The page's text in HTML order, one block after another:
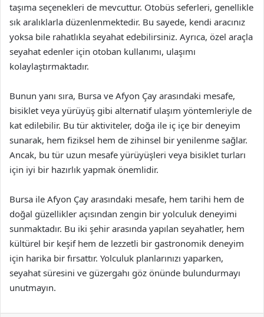
taşıma seçenekleri de mevcuttur. Otobüs seferleri, genellikle
sık aralıklarla düzenlenmektedir. Bu sayede, kendi aracınız
yoksa bile rahatlıkla seyahat edebilirsiniz. Ayrıca, özel araçla
seyahat edenler için otoban kullanımı, ulaşımı
kolaylaştırmaktadır.
Bunun yanı sıra, Bursa ve Afyon Çay arasındaki mesafe,
bisiklet veya yürüyüş gibi alternatif ulaşım yöntemleriyle de
kat edilebilir. Bu tür aktiviteler, doğa ile iç içe bir deneyim
sunarak, hem fiziksel hem de zihinsel bir yenilenme sağlar.
Ancak, bu tür uzun mesafe yürüyüşleri veya bisiklet turları
için iyi bir hazırlık yapmak önemlidir.
Bursa ile Afyon Çay arasındaki mesafe, hem tarihi hem de
doğal güzellikler açısından zengin bir yolculuk deneyimi
sunmaktadır. Bu iki şehir arasında yapılan seyahatler, hem
kültürel bir keşif hem de lezzetli bir gastronomik deneyim
için harika bir fırsattır. Yolculuk planlarınızı yaparken,
seyahat süresini ve güzergahı göz önünde bulundurmayı
unutmayın.